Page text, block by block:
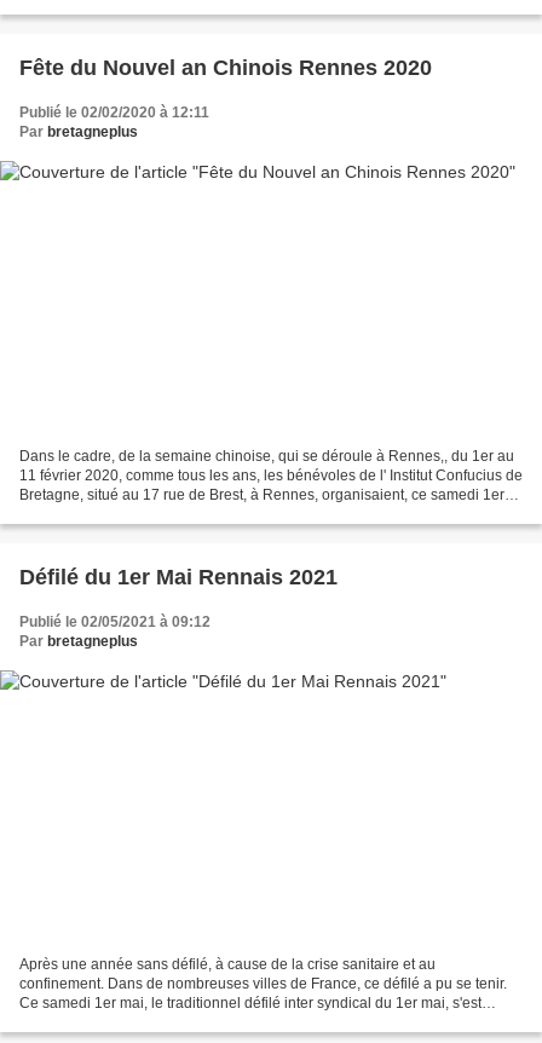
Fête du Nouvel an Chinois Rennes 2020
Publié le 02/02/2020 à 12:11
Par bretagneplus
Dans le cadre, de la semaine chinoise, qui se déroule à Rennes,, du 1er au
11 février 2020, comme tous les ans, les bénévoles de l' Institut Confucius de
Bretagne, situé au 17 rue de Brest, à Rennes, organisaient, ce samedi 1er
Défilé du 1er Mai Rennais 2021
Publié le 02/05/2021 à 09:12
Par bretagneplus
Après une année sans défilé, à cause de la crise sanitaire et au
confinement. Dans de nombreuses villes de France, ce défilé a pu se tenir.
Ce samedi 1er mai, le traditionnel défilé inter syndical du 1er mai, s'est